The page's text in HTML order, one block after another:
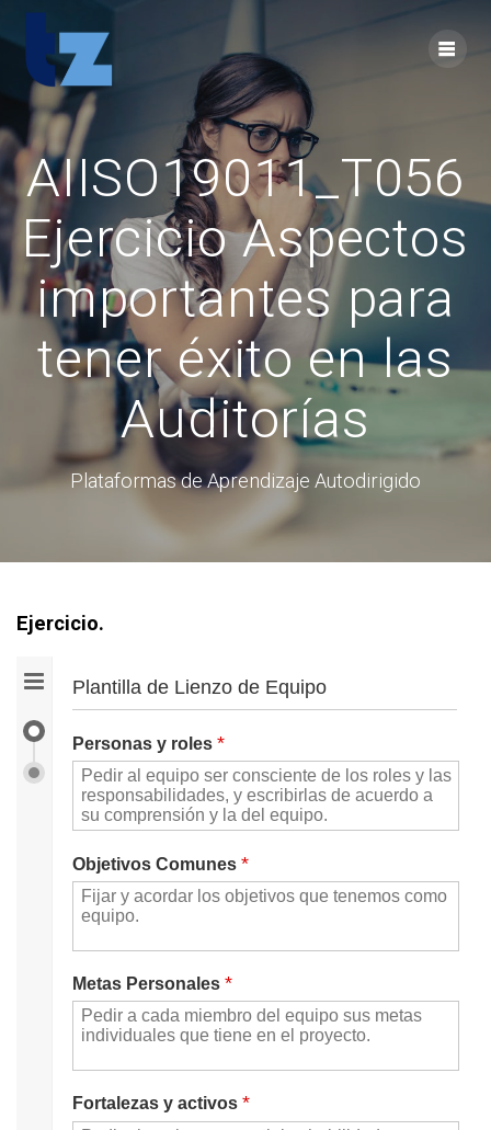
content
AIISO19011_T056
Ejercicio Aspectos
importantes para
tener éxito en las
Auditorías
Plataformas de Aprendizaje Autodirigido
Ejercicio.